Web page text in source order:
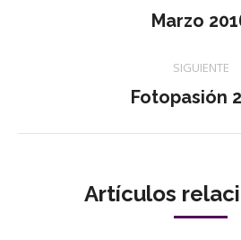
publicaciones
Marzo
SIGUIENTE
Fotopasión
Artículos